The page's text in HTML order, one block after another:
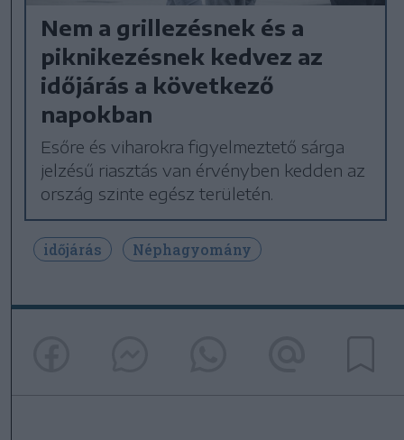
Nem a grillezésnek és a
piknikezésnek kedvez az
időjárás a következő
napokban
Esőre és viharokra figyelmeztető sárga
jelzésű riasztás van érvényben kedden az
ország szinte egész területén.
időjárás Néphagyomány